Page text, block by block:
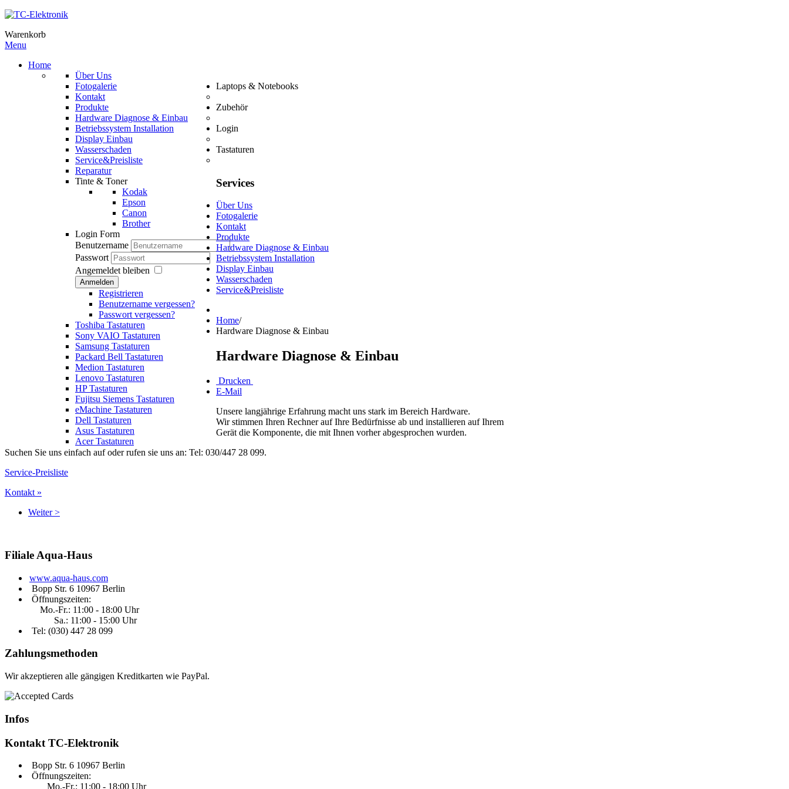
Warenkorb
Menu
Home
Über Uns
Fotogalerie
Kontakt
Produkte
Hardware Diagnose & Einbau
Betriebssystem Installation
Display Einbau
Wasserschaden
Service&Preisliste
Laptops & Notebooks
Reparatur
Zubehör
Tinte & Toner
Kodak
Epson
Canon
Brother
Login
Login Form
Benutzername
Passwort
Angemeldet bleiben
Anmelden
Registrieren
Benutzername vergessen?
Passwort vergessen?
Tastaturen
Toshiba Tastaturen
Sony VAIO Tastaturen
Samsung Tastaturen
Packard Bell Tastaturen
Medion Tastaturen
Lenovo Tastaturen
HP Tastaturen
Fujitsu Siemens Tastaturen
eMachine Tastaturen
Dell Tastaturen
Asus Tastaturen
Acer Tastaturen
Services
Über Uns
Fotogalerie
Kontakt
Produkte
Hardware Diagnose & Einbau
Betriebssystem Installation
Display Einbau
Wasserschaden
Service&Preisliste
Home/
Hardware Diagnose & Einbau
Hardware Diagnose & Einbau
Drucken
E-Mail
Unsere langjährige Erfahrung macht uns stark im Bereich Hardware.
Wir stimmen Ihren Rechner auf Ihre Bedürfnisse ab und installieren auf Ihrem
Gerät die Komponente, die mit Ihnen vorher abgesprochen wurden.
Suchen Sie uns einfach auf oder rufen sie uns an: Tel: 030/447 28 099.
Service-Preisliste
Kontakt »
Weiter >
Filiale Aqua-Haus
www.aqua-haus.com
Bopp Str. 6 10967 Berlin
Öffnungszeiten:
Mo.-Fr.: 11:00 - 18:00 Uhr
Sa.: 11:00 - 15:00 Uhr
Tel: (030) 447 28 099
Zahlungsmethoden
Wir akzeptieren alle gängigen Kreditkarten wie PayPal.
Infos
Kontakt TC-Elektronik
Bopp Str. 6 10967 Berlin
Öffnungszeiten:
Mo.-Fr.: 11:00 - 18:00 Uhr